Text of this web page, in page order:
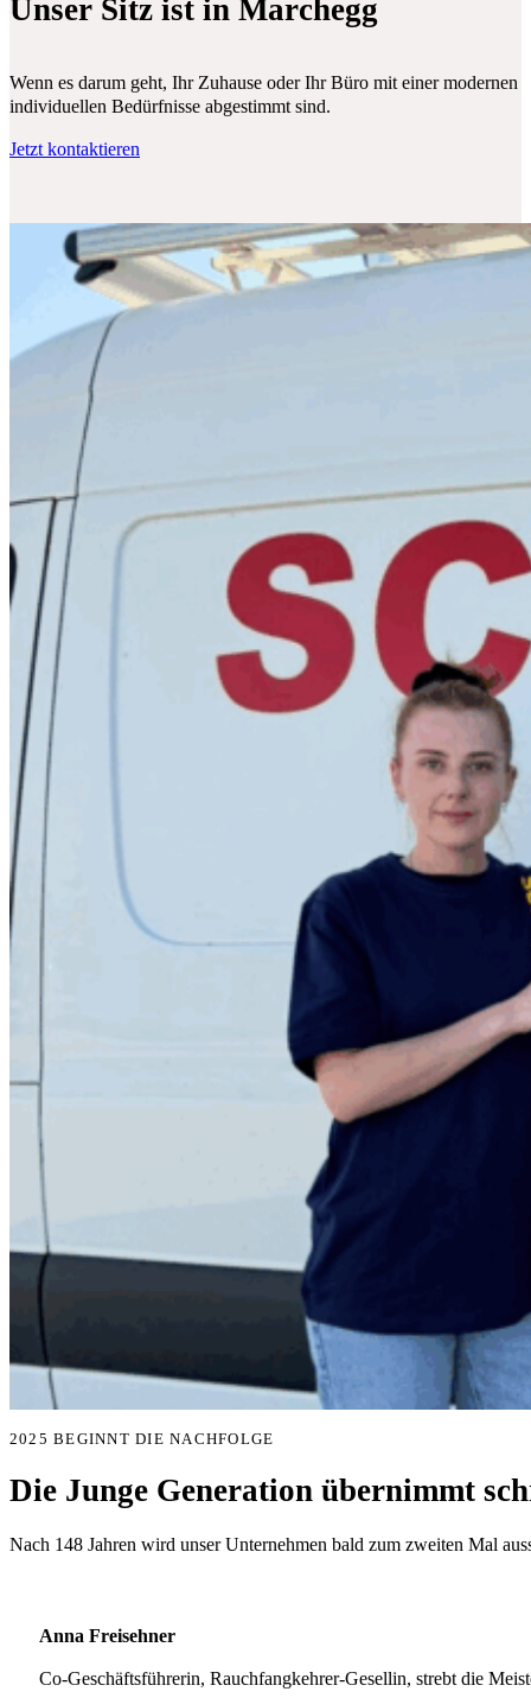
Unser Sitz ist in Marchegg
Wenn es darum geht, Ihr Zuhause oder Ihr Büro mit einer
individuellen Bedürfnisse abgestimmt sind.
Jetzt kontaktieren
2025 BEGINNT DIE NACHFOLGE
Die Junge Generation übernimmt
Nach 148 Jahren wird unser Unternehmen bald zum zweiten Mal
Anna Freisehner
Co-Geschäftsführerin, Rauchfangkehrer-Gesellin, strebt die